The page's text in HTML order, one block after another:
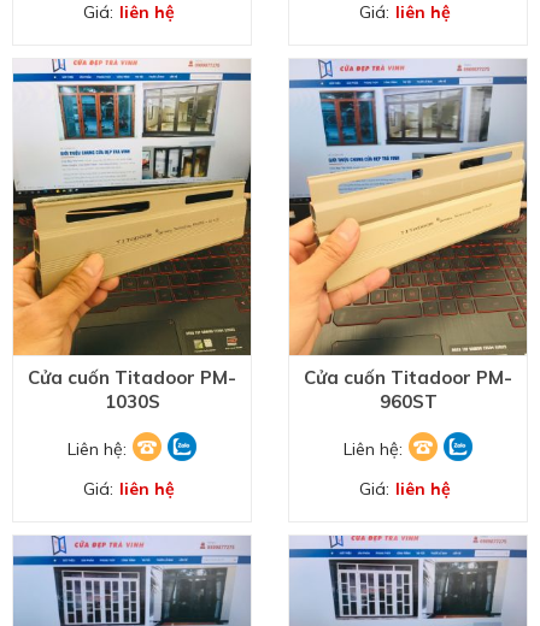
Giá: liên hệ
Giá: liên hệ
Cửa cuốn Titadoor PM-
1030S
Liên hệ:
Giá: liên hệ
Cửa cuốn Titadoor PM-
960ST
Liên hệ:
Giá: liên hệ